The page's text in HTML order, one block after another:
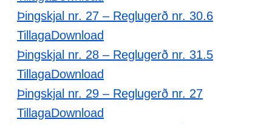
Þingskjal nr. 27 – Reglugerð nr. 30.6
TillagaDownload
Þingskjal nr. 28 – Reglugerð nr. 31.5
TillagaDownload
Þingskjal nr. 29 – Reglugerð nr. 27
TillagaDownload